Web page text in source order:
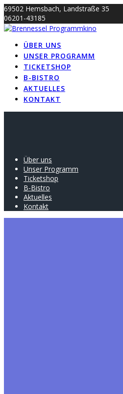
Skip
to
content
69502 Hemsbach, Landstraße 35
06201-43185
info@brennessel-kino.de
ÜBER UNS
UNSER PROGRAMM
TICKETSHOP
B-BISTRO
AKTUELLES
KONTAKT
Über uns
Unser Programm
Ticketshop
B-Bistro
Aktuelles
Kontakt